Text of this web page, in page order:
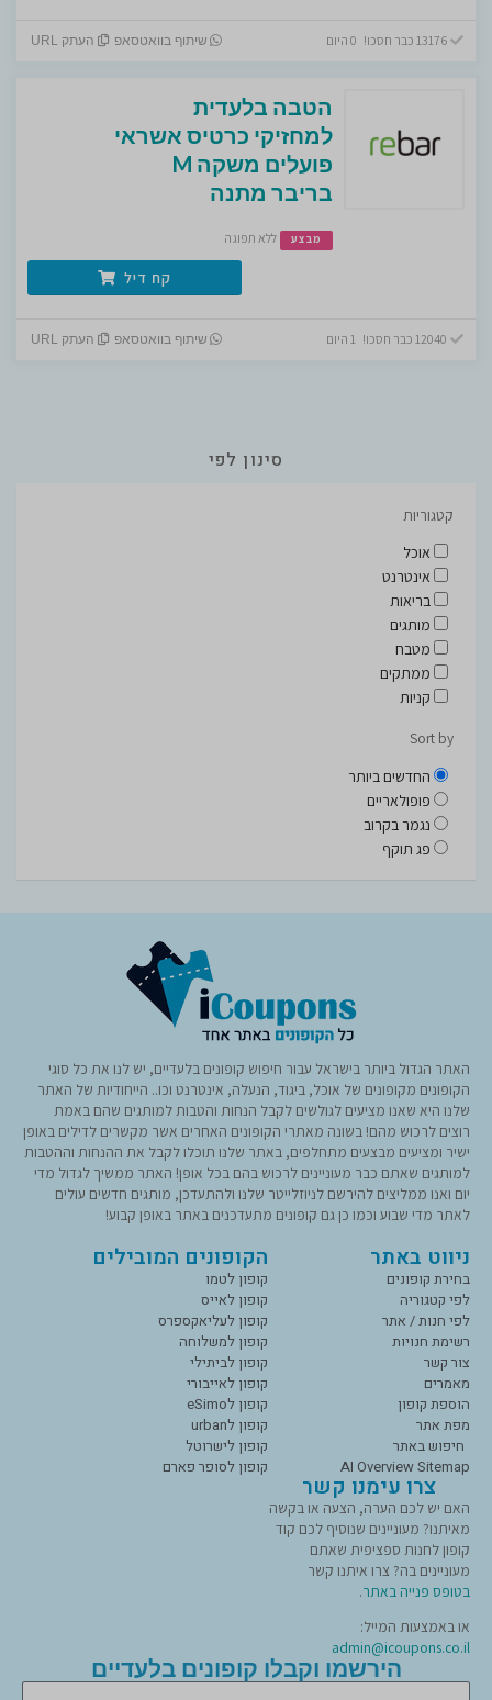
13176 כבר חסכו! 0 היום שיתוף בוואטסאפ העתק URL
הטבה בלעדית
למחזיקי כרטיס אשראי
פועלים משקה M
בריבר מתנה
מבצע ללא תפוגה
קח דיל
שיתוף בוואטסאפ העתק URL
סינון לפי
קטגוריות
אוכל
אינטרנט
בריאות
מותגים
מטבח
ממתקים
קניות
Sort by
החדשים ביותר
פופולאריים
נגמר בקרוב
פג תוקף
האתר הגדול ביותר בישראל עבור חיפוש קופונים בלעדיים, יש לנו את כל סוגי
הקופונים מקופונים של אוכל, ביגוד, הנעלה, אינטרנט וכו.. הייחודיות של האתר
שלנו היא שאנו מציעים לגולשים לקבל הנחות והטבות למותגים שהם באמת
רוצים לרכוש מהם! בשונה מאתרי הקופונים האחרים אשר מקשרים לדילים באופן
ישיר ומציעים מבצעים מתחלפים, באתר שלנו תוכלו לקבל את ההנחות וההטבות
למותגים שאתם כבר מעוניינים לרכוש בהם בכל אופן! האתר ממשיך לגדול מדי
יום ואנו ממליצים להירשם לניוזלייטר שלנו ולהתעדכן, מותגים חדשים עולים
לאתר מדי שבוע וכמו כן גם קופונים מתעדכנים באתר באופן קבוע!
ניווט באתר
בחירת קופונים
לפי קטגוריה
לפי חנות / אתר
רשימת חנויות
צור קשר
מאמרים
הוספת קופון
מפת אתר
חיפוש באתר
AI Overview Sitemap
הקופונים המובילים
קופון לטמו
קופון לאייס
קופון לעליאקספרס
קופון למשלוחה
קופון לביתילי
קופון לאייבורי
קופון לeSimo
קופון לurban
קופון לישרוטל
קופון לסופר פארם
צרו עימנו קשר
האם יש לכם הערה, הצעה או בקשה
מאיתנו? מעוניינים שנוסיף לכם קוד
קופון לחנות ספציפית שאתם
מעוניינים בה? צרו איתנו קשר
בטופס פנייה באתר.
או באמצעות המייל:
admin@icoupons.co.il
הירשמו וקבלו קופונים בלעדיים